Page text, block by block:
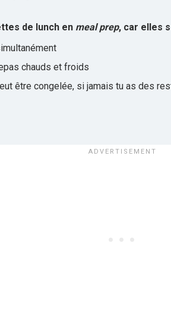
de lunch en meal prep, car elles
chauds et froids
être congelée, si jamais tu as des